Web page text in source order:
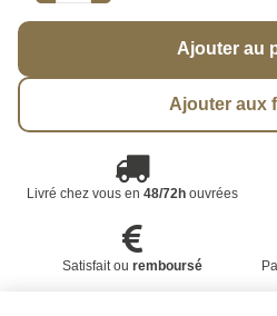
Ajouter au
Ajouter aux
Livré chez vous en 48/72houvrées
Satisfait ou remboursé